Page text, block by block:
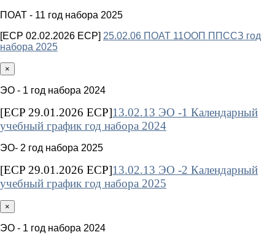
ПОАТ - 11 год набора 2025
[ECP 02.02.2026 ECP] 25.02.06 ПОАТ 11ООП ППССЗ год
набора 2025
×
ЭО - 1 год набора 2024
[ECP 29.01.2026 ECP]13.02.13 ЭО -1 Календарный
учебный график год набора 2024
ЭО- 2 год набора 2025
[ECP 29.01.2026 ECP]13.02.13 ЭО -2 Календарный
учебный график год набора 2025
×
ЭО - 1 год набора 2024